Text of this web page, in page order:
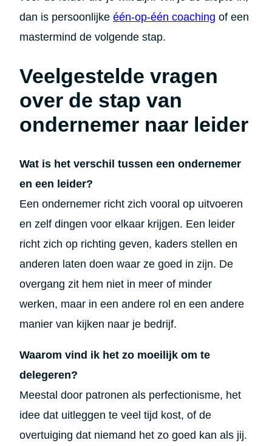
dan is persoonlijke één-op-één coaching of een
mastermind de volgende stap.
Veelgestelde vragen
over de stap van
ondernemer naar leider
Wat is het verschil tussen een ondernemer
en een leider?
Een ondernemer richt zich vooral op uitvoeren
en zelf dingen voor elkaar krijgen. Een leider
richt zich op richting geven, kaders stellen en
anderen laten doen waar ze goed in zijn. De
overgang zit hem niet in meer of minder
werken, maar in een andere rol en een andere
manier van kijken naar je bedrijf.
Waarom vind ik het zo moeilijk om te
delegeren?
Meestal door patronen als perfectionisme, het
idee dat uitleggen te veel tijd kost, of de
overtuiging dat niemand het zo goed kan als jij.